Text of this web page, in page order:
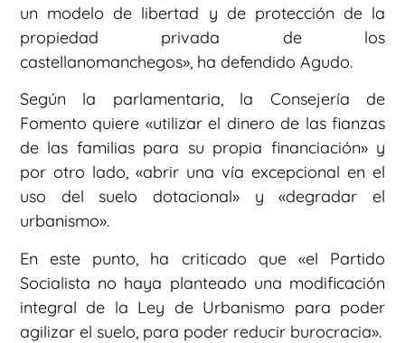
un modelo de libertad y de protección de la
propiedad privada de los
castellanomanchegos», ha defendido Agudo.
Según la parlamentaria, la Consejería de
Fomento quiere «utilizar el dinero de las fianzas
de las familias para su propia financiación» y
por otro lado, «abrir una vía excepcional en el
uso del suelo dotacional» y «degradar el
urbanismo».
En este punto, ha criticado que «el Partido
Socialista no haya planteado una modificación
integral de la Ley de Urbanismo para poder
agilizar el suelo, para poder reducir burocracia».